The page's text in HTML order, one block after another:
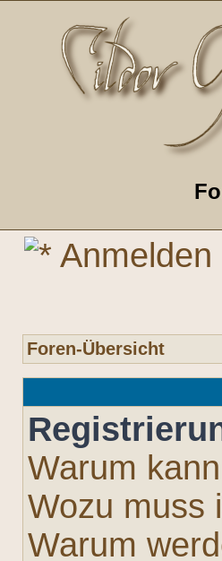
Anmelden
Foren-Übersicht
Warum
Wozu muss
Warum